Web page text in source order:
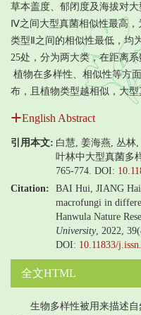
草本盖度、郁闭度及海拔对
Ⅳ之间大型真菌相似性最高
类型Ⅱ之间的相似性最低，均
25处，分为两大类，在距离系
植物在多样性、相似性等方
布，且植物类型越相似，大
English Abstract
引用本文: 白慧, 姜海燕, 丛林
叶林中大型真菌多
765-774. DOI:
Citation:
BAI Hui, JIANG
macrofungi in
Hanwula Nature
University, 2022,
DOI: 10.11833/
全文HTML
生物多样性被用来描述